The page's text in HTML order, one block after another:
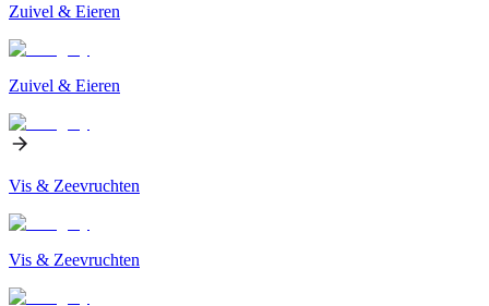
Zuivel & Eieren
Zuivel & Eieren
Vis & Zeevruchten
Vis & Zeevruchten